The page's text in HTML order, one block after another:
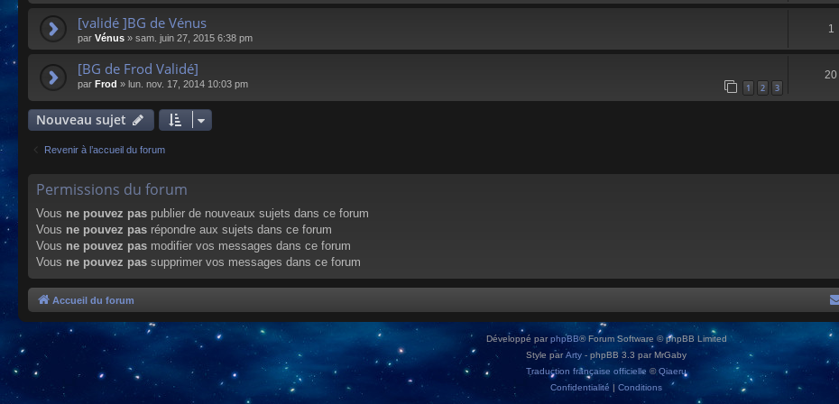
[validé ]BG de Vénus
par Vénus » sam. juin 27, 2015 6:38 pm
1
[BG de Frod Validé]
par Frod » lun. nov. 17, 2014 10:03 pm 1 2 3
20
Nouveau sujet
Revenir à l’accueil du forum
Permissions du forum
Vous ne pouvez pas publier de nouveaux sujets dans ce forum
Vous ne pouvez pas répondre aux sujets dans ce forum
Vous ne pouvez pas modifier vos messages dans ce forum
Vous ne pouvez pas supprimer vos messages dans ce forum
Accueil du forum
Développé par phpBB® Forum Software © phpBB Limited
Style par Arty - phpBB 3.3 par MrGaby
Traduction française officielle ©Qiaeru
Confidentialité | Conditions